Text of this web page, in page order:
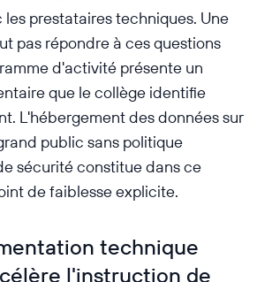
prestataires techniques. Une
pas répondre à ces questions
d'activité présente un
que le collège identifie
L'hébergement des données sur
public sans politique
sécurité constitue dans ce
de faiblesse explicite.
technique
l'instruction de